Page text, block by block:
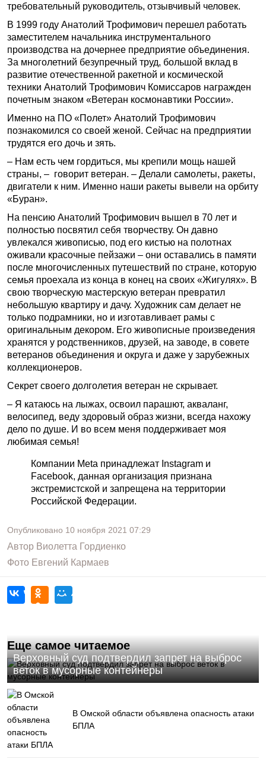
требовательный руководитель, отзывчивый человек.
В 1999 году Анатолий Трофимович перешел работать
заместителем начальника инструментального
производства на дочернее предприятие объединения.
За многолетний безупречный труд, большой вклад в
развитие отечественной ракетной и космической
техники Анатолий Трофимович Комиссаров награжден
почетным знаком «Ветеран космонавтики России».
Именно на ПО «Полет» Анатолий Трофимович
познакомился со своей женой. Сейчас на предприятии
трудятся его дочь и зять.
– Нам есть чем гордиться, мы крепили мощь нашей
страны, – говорит ветеран. – Делали самолеты, ракеты,
двигатели к ним. Именно наши ракеты вывели на орбиту
«Буран».
На пенсию Анатолий Трофимович вышел в 70 лет и
полностью посвятил себя творчеству. Он давно
увлекался живописью, под его кистью на полотнах
оживали красочные пейзажи – они оставались в памяти
после многочисленных путешествий по стране, которую
семья проехала из конца в конец на своих «Жигулях». В
свою творческую мастерскую ветеран превратил
небольшую квартиру и дачу. Художник сам делает не
только подрамники, но и изготавливает рамы с
оригинальным декором. Его живописные произведения
хранятся у родственников, друзей, на заводе, в совете
ветеранов объединения и округа и даже у зарубежных
коллекционеров.
Секрет своего долголетия ветеран не скрывает.
– Я катаюсь на лыжах, освоил парашют, акваланг,
велосипед, веду здоровый образ жизни, всегда нахожу
дело по душе. И во всем меня поддерживает моя
любимая семья!
Компании Meta принадлежат Instagram и
Facebook, данная организация признана
экстремистской и запрещена на территории
Российской Федерации.
Опубликовано 10 ноября 2021 07:29
Автор Виолетта Гордиенко
Фото Евгений Кармаев
Еще самое читаемое
Верховный суд подтвердил запрет на выброс
веток в мусорные контейнеры
В Омской области объявлена опасность атаки
БПЛА